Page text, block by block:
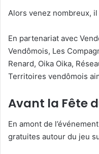
Alors venez nombreux,
En partenariat avec
Vendômois, Les
Renard, Oika Oika,
Territoires vendômois
Avant la Fête
En amont de
gratuites autour du jeu